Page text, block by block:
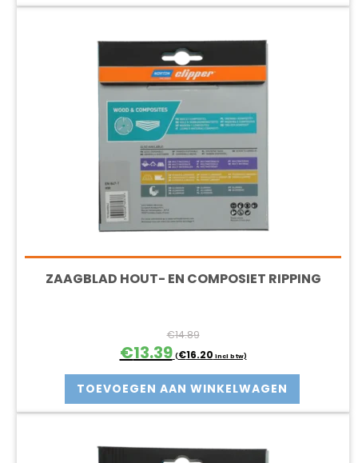
ZAAGBLAD HOUT- EN COMPOSIET RIPPING
€14.89
Oorspronkelijke
prijs
was:
€14.89.
€13.39Huidige
prijs
is:
€13.39.
(€16.20 incl btw)
TOEVOEGEN AAN WINKELWAGEN